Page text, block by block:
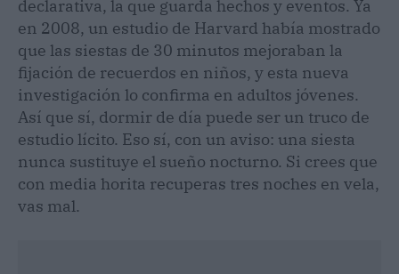
declarativa, la que guarda hechos y eventos. Ya
en 2008, un estudio de Harvard había mostrado
que las siestas de 30 minutos mejoraban la
fijación de recuerdos en niños, y esta nueva
investigación lo confirma en adultos jóvenes.
Así que sí, dormir de día puede ser un truco de
estudio lícito. Eso sí, con un aviso: una siesta
nunca sustituye el sueño nocturno. Si crees que
con media horita recuperas tres noches en vela,
vas mal.